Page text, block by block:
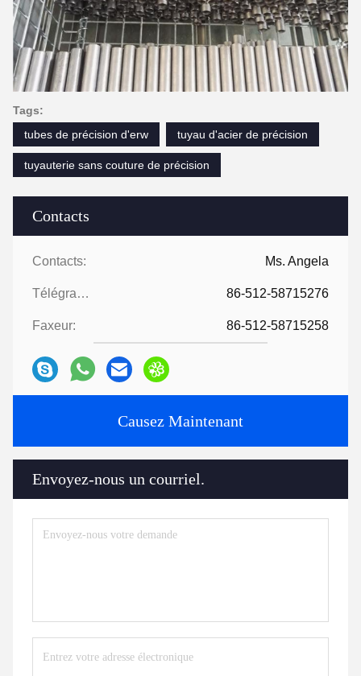
Contacts
Contacts: Ms. Angela
Télégramme: 86-512-58715276
Faxeur: 86-512-58715258
Causez Maintenant
Envoyez-nous un courriel.
Tags:
tubes de précision d'erw
tuyau d'acier de précision
tuyauterie sans couture de précision